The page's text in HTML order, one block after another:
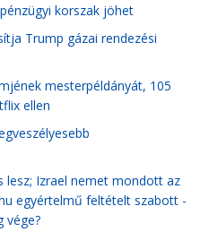
korszak jöhet
Trump gázai rendezési
mesterpéldányát, 105
ellen
lesz; Izrael nemet mondott az
egyértelmű feltételt szabott -
vége?